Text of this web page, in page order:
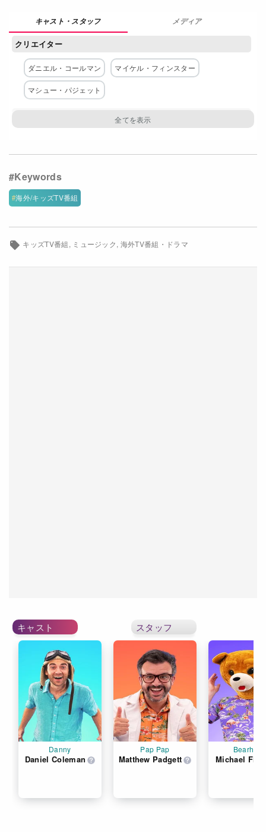
Get Freaxフォーラム
お問い合わせ
閉じる
メディア
クリエイター
ダニエル・コールマン マイケル・フィンスター
マシュー・パジェット
ドミニク・ジェラルズ
海外/キッズTV番組
キッズTV番組 ミュージック 海外TV番組・ドラマ
キャスト スタッフ
Danny
Daniel Coleman
Pap Pap
Matthew Padgett Michael